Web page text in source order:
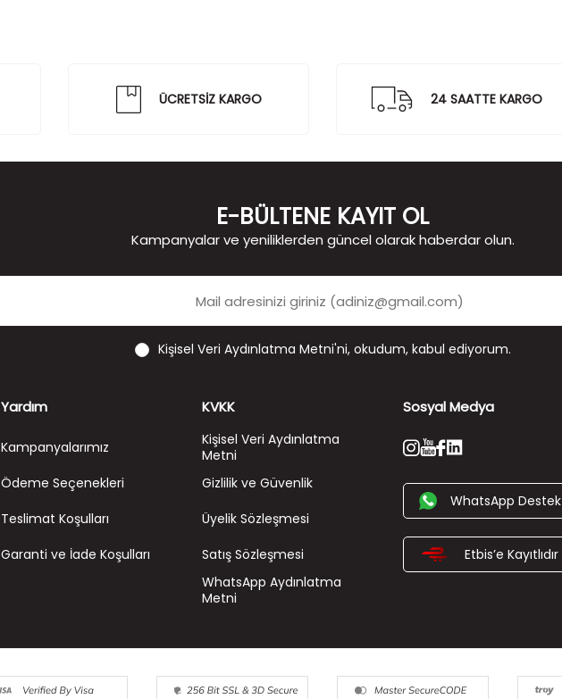
ÜCRETSİZ KARGO 24 SAATTE KARGO
E-BÜLTENE KAYIT OL
Kampanyalar ve yeniliklerden güncel olarak haberdar olun.
Kişisel Veri Aydınlatma Metni'ni, okudum, kabul ediyorum.
Yardım
Kampanyalarımız
Ödeme Seçenekleri
Teslimat Koşulları
Garanti ve İade Koşulları
KVKK
Kişisel Veri Aydınlatma
Metni
Gizlilik ve Güvenlik
Üyelik Sözleşmesi
Satış Sözleşmesi
WhatsApp Aydınlatma
Metni
Sosyal Medya
WhatsApp Destek
Etbis’e Kayıtlıdır